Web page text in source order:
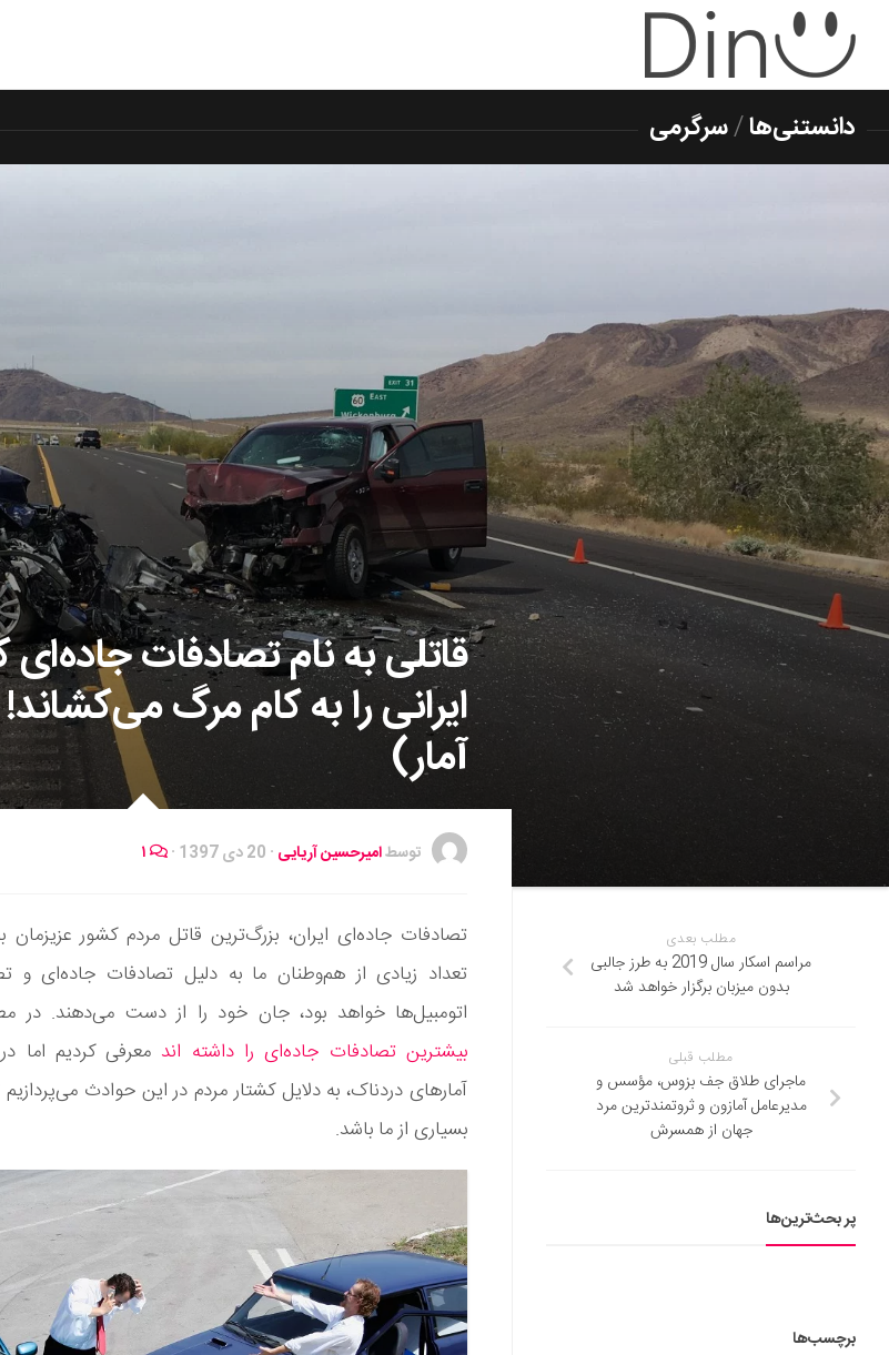
دانستنی‌ها/سرگرمی
قاتلی به نام تصادفات جاده‌ای
ایرانی را به کام مرگ
آمار)
توسطامیرحسین آریایی · 20 دی 1397 ·
تصادفات جاده‌ای ایران، بزرگ‌ترین قاتل مردم کشور
تعداد زیادی از هم‌وطنان ما به دلیل تصادفات جاده‌ای و
اتومبیل‌ها خواهد بود، جان خود را از دست می‌دهند.
بیشترین تصادفات جاده‌ای را داشته اند معرفی کردیم اما
آمارهای دردناک، به دلایل کشتار مردم در این حوادث
بسیاری از ما باشد.
مطلب بعدی
مراسم اسکار سال 2019 به طرز جالبی
بدون میزبان برگزار خواهد شد
مطلب قبلی
ماجرای طلاق جف بزوس، مؤسس و
مدیرعامل آمازون و ثروتمندترین مرد
جهان از همسرش
پر بحث‌ترین‌ها
برچسب‌ها